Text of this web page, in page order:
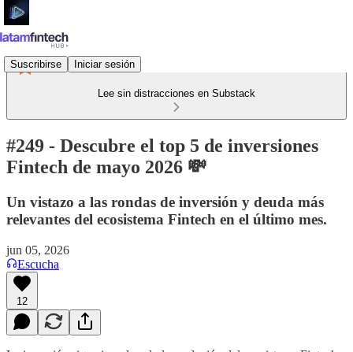
Suscribirse Iniciar sesión
Lee sin distracciones en Substack
#249 - Descubre el top 5 de inversiones
Fintech de mayo 2026 💸
Un vistazo a las rondas de inversión y deuda más
relevantes del ecosistema Fintech en el último mes.
jun 05, 2026
Escucha
12